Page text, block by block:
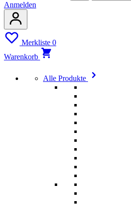
Anmelden
Merkliste 0
Warenkorb
Alle Produkte